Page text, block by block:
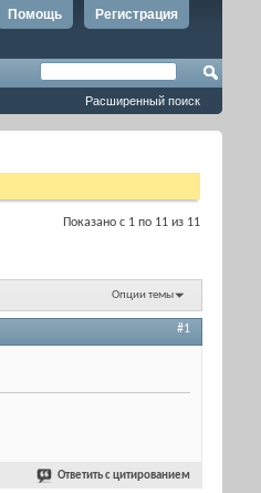
Регистрация
Помощь
Расширенный поиск
Показано с 1 по 11 из 11
Опции темы
#1
Ответить с цитированием